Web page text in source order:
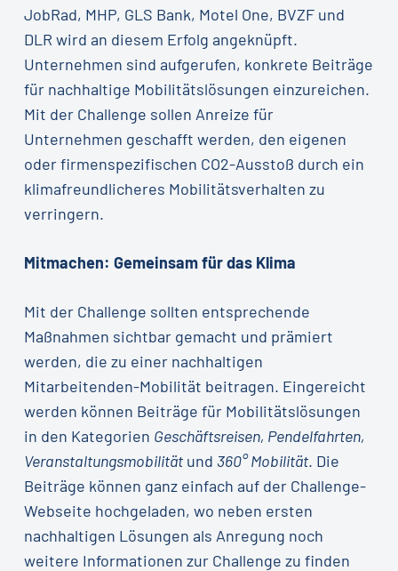
JobRad, MHP, GLS Bank, Motel One, BVZF und
DLR wird an diesem Erfolg angeknüpft.
Unternehmen sind aufgerufen, konkrete Beiträge
für nachhaltige Mobilitätslösungen einzureichen.
Mit der Challenge sollen Anreize für
Unternehmen geschafft werden, den eigenen
oder firmenspezifischen CO2-Ausstoß durch ein
klimafreundlicheres Mobilitätsverhalten zu
verringern.
Mitmachen: Gemeinsam für das Klima
Mit der Challenge sollten entsprechende
Maßnahmen sichtbar gemacht und prämiert
werden, die zu einer nachhaltigen
Mitarbeitenden-Mobilität beitragen. Eingereicht
werden können Beiträge für Mobilitätslösungen
in den Kategorien Geschäftsreisen, Pendelfahrten,
Veranstaltungsmobilitätund 360° Mobilität. Die
Beiträge können ganz einfach auf der Challenge-
Webseite hochgeladen, wo neben ersten
nachhaltigen Lösungen als Anregung noch
weitere Informationen zur Challenge zu finden